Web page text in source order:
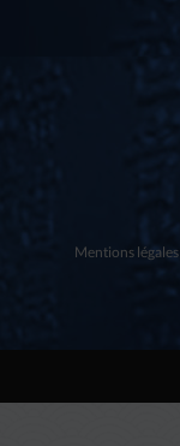
Mentions légales